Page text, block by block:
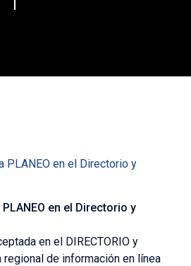
en el Directorio y
en el DIRECTORIO y
regional de información en línea